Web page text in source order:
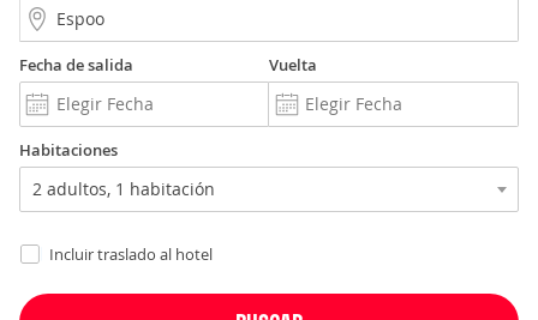
Fecha de salida Vuelta
Habitaciones
Incluir traslado al hotel